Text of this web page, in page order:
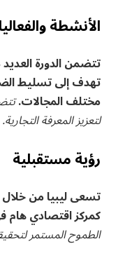
الأنشطة
تتضمن ⁣الدورة
⁢تهدف إلى تسليط
مختلف المجالات.
لتعزيز المعرفة التجارية.
رؤية مستقبلية
تسعى ⁤ليبيا من خلال
كمركز اقتصادي هام
الطموح‌ المستمر